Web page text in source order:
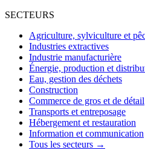
SECTEURS
Agriculture, sylviculture et
Industries extractives
Industrie manufacturière
Énergie, production et
Eau, gestion des déchets
Construction
Commerce de gros et de détail
Transports et entreposage
Hébergement et restauration
Information et communication
Tous les secteurs →